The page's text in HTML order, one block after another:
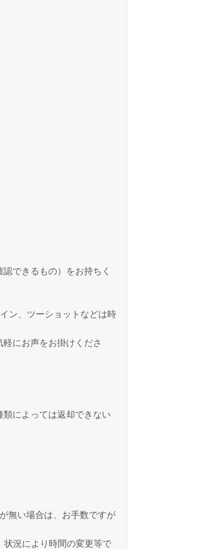
できるもの）をお持ちく
ン、ツーショットなどは時
にお声をお掛けくださ
によっては返却できない
無い場合は、お手数ですが
状況により時間の変更等で